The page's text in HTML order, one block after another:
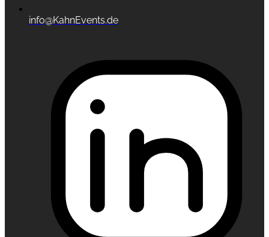
info@KahnEvents.de